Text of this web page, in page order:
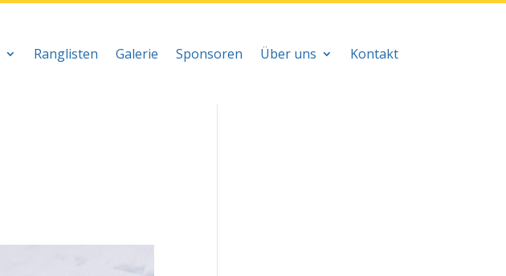
Ranglisten Galerie Sponsoren Über uns Kontakt